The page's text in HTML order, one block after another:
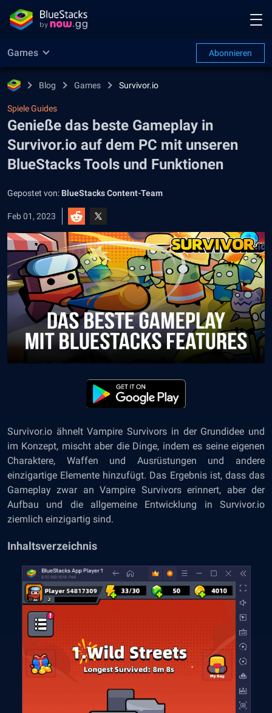
Games Abonnieren
Blog Games Survivor.io
Spiele Guides
Genieße das beste Gameplay in
Survivor.io auf dem PC mit unseren
BlueStacks Tools und Funktionen
Gepostet von: BlueStacks Content-Team
Feb 01, 2023
Survivor.io ähnelt Vampire Survivors in der Grundidee und
im Konzept, mischt aber die Dinge, indem es seine eigenen
Charaktere, Waffen und Ausrüstungen und andere
einzigartige Elemente hinzufügt. Das Ergebnis ist, dass das
Gameplay zwar an Vampire Survivors erinnert, aber der
Aufbau und die allgemeine Entwicklung in Survivor.io
ziemlich einzigartig sind.
Inhaltsverzeichnis